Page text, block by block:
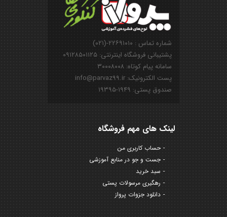
شماره تماس : ۲۲۶۹۱۰۱۰-(۰۲۱)
پشتیبانی فروشگاه اینترنتی: ۰۹۱۲۸۵۰۱۱۲۵
سامانه پیام کوتاه: ۳۰۰۰۸۰۰۸
پست الکترونیک: info@parvaz99.ir
صندوق پستی: ۱۹۴۹-۱۹۳۹۵
لینک های مهم فروشگاه
حساب کاربری من
جست و جو در منابع آموزشی
سبد خرید
رهگیری مرسولات پستی
دانلود جزوات پرواز